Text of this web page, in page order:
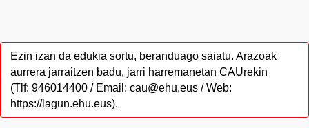
Ezin izan da edukia sortu, beranduago saiatu. Arazoak
aurrera jarraitzen badu, jarri harremanetan CAUrekin
(Tlf: 946014400 / Email: cau@ehu.eus / Web:
https://lagun.ehu.eus).